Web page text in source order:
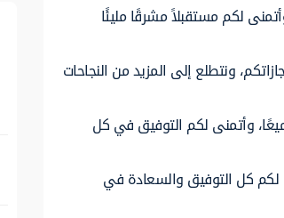
لكم مستقبلاً مشرقًا مليئًا
ونتطلع إلى المزيد من النجاحات
وأتمنى لكم التوفيق في كل
لكم كل التوفيق والسعادة في